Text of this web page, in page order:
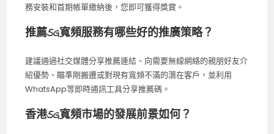
務安裝和首期帳單繳納後，您即可獲得獎賞。
推薦5G寬頻服務有哪些好的推廣策略？
建議通過社交媒體分享推薦連結、向需要無線網絡的親朋好友介
紹優勢、瞄準剛搬遷或對現有寬頻不滿的潛在客戶，並利用
WhatsApp等即時通訊工具分享推薦碼。
香港5G寬頻市場的發展前景如何？